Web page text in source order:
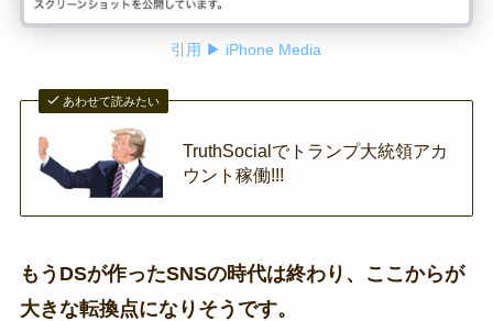
引用 ▶ iPhone Media
あわせて読みたい
TruthSocialでトランプ大統領アカ
ウント稼働!!!
もうDSが作ったSNSの時代は終わり、ここからが
大きな転換点になりそうです。